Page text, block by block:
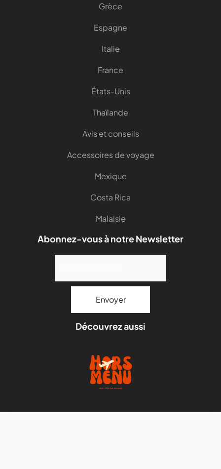
Grèce
Espagne
Italie
France
États-Unis
Thaïlande
Avis et conseils
Accessoires de voyage
Mexique
Costa Rica
Malaisie
Abonnez-vous à notre Newsletter
Découvrez aussi